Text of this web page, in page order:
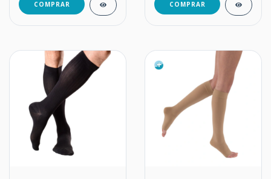
COMPRAR COMPRAR